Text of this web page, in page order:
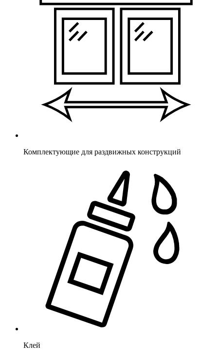
Комплектующие для раздвижных конструкций
Клей